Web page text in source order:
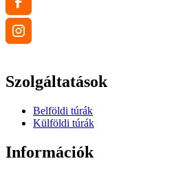
Szolgáltatások
Belföldi túrák
Külföldi túrák
Információk